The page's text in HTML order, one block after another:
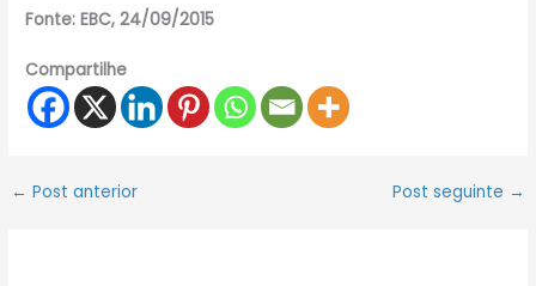
Fonte: EBC, 24/09/2015
Compartilhe
← Post anterior Post seguinte →